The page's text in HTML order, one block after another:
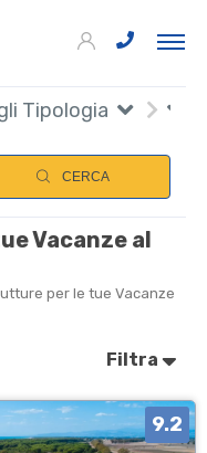
Tipologia
CERCA
Vacanze al
per le tue Vacanze
Filtra
9.2